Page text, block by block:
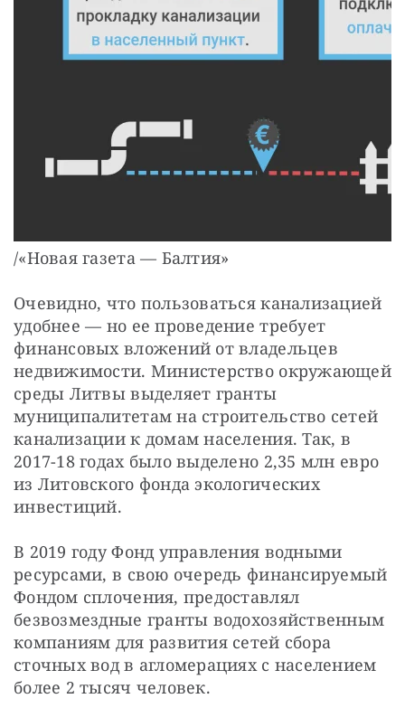
/«Новая газета — Балтия»
Очевидно, что пользоваться канализацией
удобнее — но ее проведение требует
финансовых вложений от владельцев
недвижимости. Министерство окружающей
среды Литвы выделяет гранты
муниципалитетам на строительство сетей
канализации к домам населения. Так, в
2017-18 годах было выделено 2,35 млн евро
из Литовского фонда экологических
инвестиций.
В 2019 году Фонд управления водными
ресурсами, в свою очередь финансируемый
Фондом сплочения, предоставлял
безвозмездные гранты водохозяйственным
компаниям для развития сетей сбора
сточных вод в агломерациях с населением
более 2 тысяч человек.